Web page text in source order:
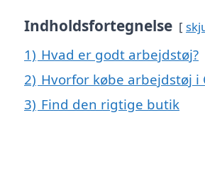
Indholdsfortegnelse
1) Hvad er godt arbejdstøj?
2) Hvorfor købe arbejdstøj i
3) Find den rigtige butik